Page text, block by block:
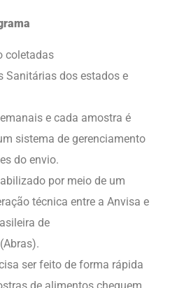
coletadas
Sanitárias dos estados e
e cada amostra é
sistema de gerenciamento
do envio.
por meio de um
técnica entre a Anvisa e
de
ser feito de forma rápida
de alimentos cheguem